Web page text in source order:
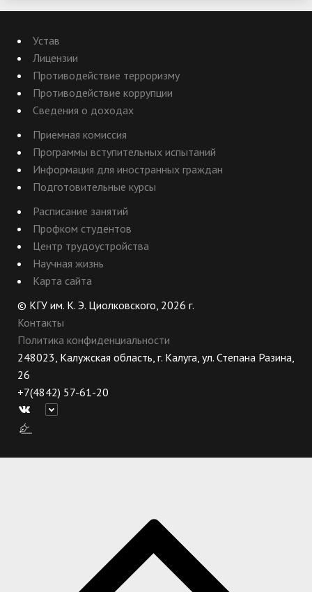
Устав
Лицензии
Противодействие терроризму
Противодействие коррупции
Сведения о доходах
Приемная комиссия
Программы вступительных испытаний
Информация для иностранных граждан
Подготовительные курсы
Расписание занятий
Профком студентов
Центр трудоустройства
Научная жизнь
Карта сайта
© КГУ им. К. Э. Циолковского, 2026 г.
Контакты
Политика конфиденциальности
248023, Калужская область, г. Калуга, ул. Степана Разина,
26
+7(4842) 57-61-20